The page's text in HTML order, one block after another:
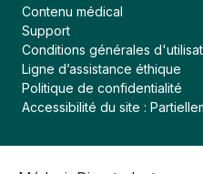
Contenu médical
Support
Conditions générales
Ligne d’assistance éthique
Politique de confidentialité
Accessibilité du site :
accepter
respecte
un fichier sur votre appareil qui